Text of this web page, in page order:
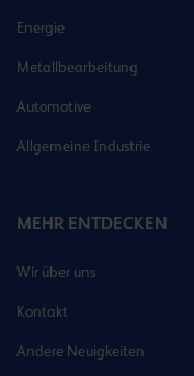
Energie
Metallbearbeitung
Automotive
Allgemeine Industrie
MEHR ENTDECKEN
Wir über uns
Kontakt
Andere Neuigkeiten